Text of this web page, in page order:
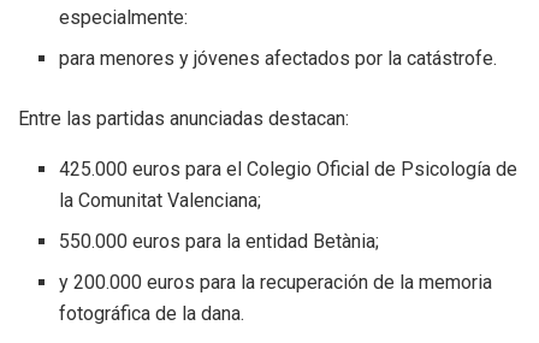
especialmente:
para menores y jóvenes afectados por la catástrofe.
Entre las partidas anunciadas destacan:
425.000 euros para el Colegio Oficial de Psicología de
la Comunitat Valenciana;
550.000 euros para la entidad Betània;
y 200.000 euros para la recuperación de la memoria
fotográfica de la dana.